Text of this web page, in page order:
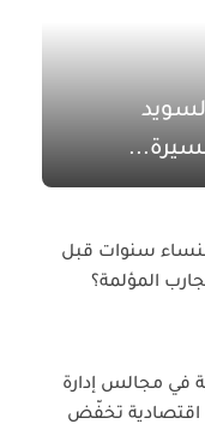
سنوات قبل
المؤلمة؟
في مجالس إدارة
اقتصادية تخفّض